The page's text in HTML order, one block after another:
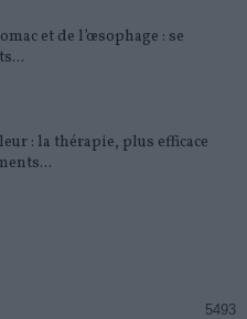
et de l’œsophage : se
: la thérapie, plus efficace
5493